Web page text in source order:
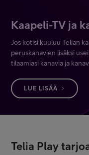
Kaapeli-TV ja
Jos kotisi kuuluu Telian
peruskanavien lisäksi
tilaamiasi kanavia ja
LUE LISÄÄ
Telia Play